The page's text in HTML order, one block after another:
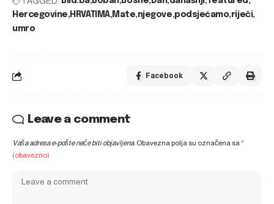
Hercegovine HRVATIMA Mate njegove podsjećamo riječi
umro
Facebook
Leave a comment
Vaša adresa e-pošte neće biti objavljena. Obavezna polja su označena sa*
(obavezno)